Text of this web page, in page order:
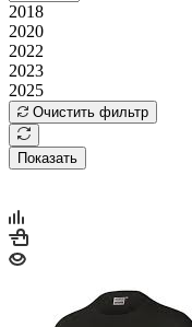
2018
2020
2022
2023
2025
Очистить фильтр
Показать